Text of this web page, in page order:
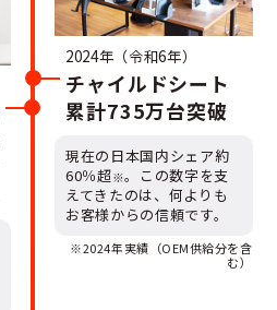
2024年（令和6年）
チャイルドシート
累計735万台突破
現在の日本国内シェア約
60％超※。この数字を支
えてきたのは、何よりも
お客様からの信頼です。
※2024年実績（OEM供給分を含
む）